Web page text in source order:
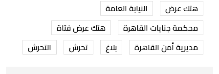
هتك عرض
النيابة العامة
محكمة جنايات القاهرة
هتك عرض فتاة
مديرية أمن القاهرة
بلاغ تحرش التحرش